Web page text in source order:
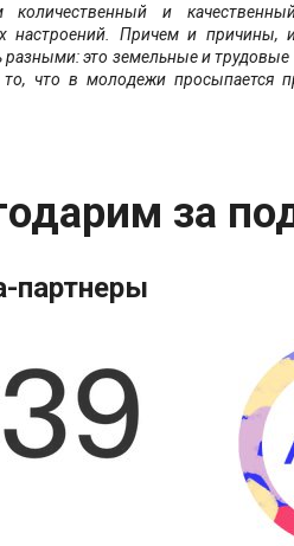
количественный и
настроений. Причем и
разными: это земельные и
что в молодежи просыпается
за
партнеры